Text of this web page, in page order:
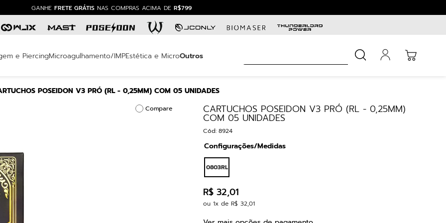
GANHE FRETE GRÁTIS NAS COMPRAS ACIMA DE R$799
e PiercingMicroagulhamento/IMPEstética e MicroOutros
POSEIDON V3 PRÓ (RL - 0,25MM) COM 05 UNIDADES
Compare CARTUCHOS POSEIDON V3 PRÓ (RL - 0,25MM)
COM 05 UNIDADES
Cód: 8924
Configurações/Medidas
0803RL
R$ 32,01
ou 1x de R$ 32,01
buscados